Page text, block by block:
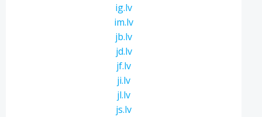
ig.lv
im.lv
jb.lv
jd.lv
jf.lv
ji.lv
jl.lv
js.lv